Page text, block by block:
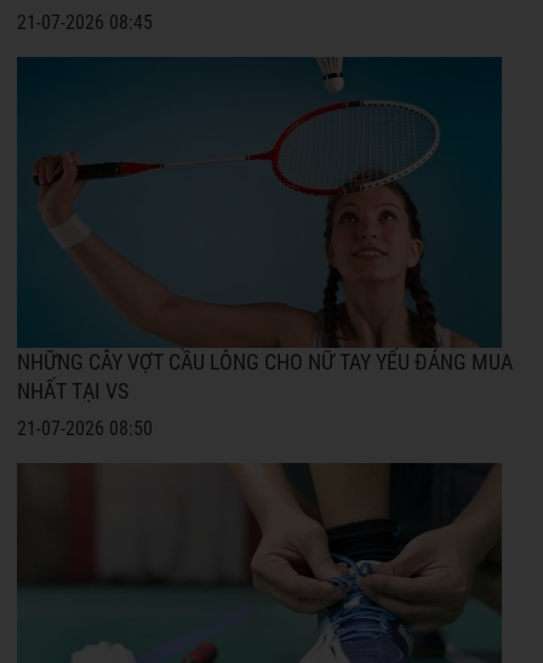
21-07-2026 08:45
NHỮNG CÂY VỢT CẦU LÔNG CHO NỮ TAY YẾU ĐÁNG MUA
NHẤT TẠI VS
21-07-2026 08:50